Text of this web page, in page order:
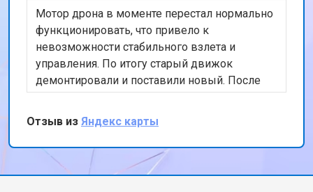
Мотор дрона в моменте перестал нормально
функционировать, что привело к
невозможности стабильного взлета и
управления. По итогу старый движок
демонтировали и поставили новый. После
тестового полета, подписал бумаги и принял
коптер, сервисом остался доволен
Отзыв из Яндекс карты